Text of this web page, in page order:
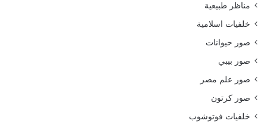
مناظر طبيعية
خلفيات اسلامية
صور حيوانات
صور بيبي
صور علم مصر
صور كرتون
خلفيات فوتوشوب